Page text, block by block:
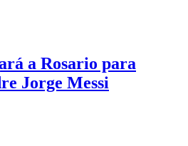
a Rosario para
Jorge Messi